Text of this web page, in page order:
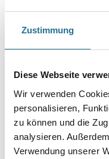
Zustimmung
Diese Webseite
Wir verwenden
personalisieren,
zu können und die
analysieren.
Verwendung unserer
Die Voll- und Abtönfarben
Farbtonbezeichnung
Gebinde